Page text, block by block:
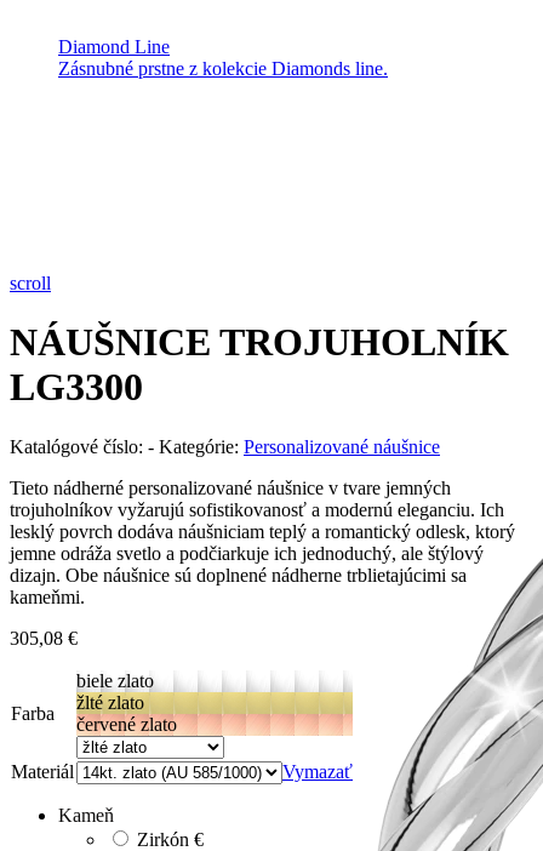
Diamond Line
Zásnubné prstne z kolekcie Diamonds line.
scroll
NÁUŠNICE TROJUHOLNÍK
LG3300
Katalógové číslo: - Kategórie: Personalizované náušnice
Tieto nádherné personalizované náušnice v tvare jemných
trojuholníkov vyžarujú sofistikovanosť a modernú eleganciu. Ich
lesklý povrch dodáva náušniciam teplý a romantický odlesk, ktorý
jemne odráža svetlo a podčiarkuje ich jednoduchý, ale štýlový
dizajn. Obe náušnice sú doplnené nádherne trblietajúcimi sa
kameňmi.
305,08 €
Farba
biele zlato
žlté zlato
červené zlato
Materiál Vymazať
Kameň
Zirkón €